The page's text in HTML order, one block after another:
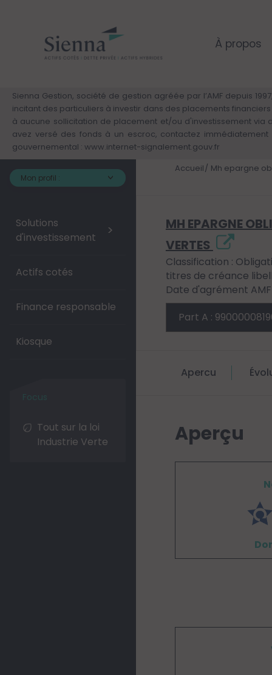
À propos
Sienna Gestion, société de gestion agréée par l’AMF depuis
incitant des particuliers à investir dans des placements
à aucune sollicitation de placement et/ou d'investissement
avez versé des fonds à un escroc, contactez
gouvernemental : www.internet-signalement.gouv.fr
Mon profil :
Solutions
d'investissement
>
Actifs cotés
Finance responsable
Kiosque
Tout sur la loi
Industrie Verte
Accueil Mh epargne
MH EPARGNE
VERTES
Classification :
titres de créance
Date d'agrément AMF
Apercu
Aperçu